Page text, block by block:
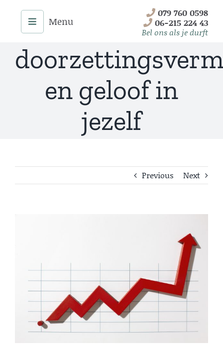
content
079 760 0598
06-215 224 43
Bel ons als je durft
De kracht van
en geloof in
jezelf
Previous Next
Menu
Trainingen
Blog
Contact